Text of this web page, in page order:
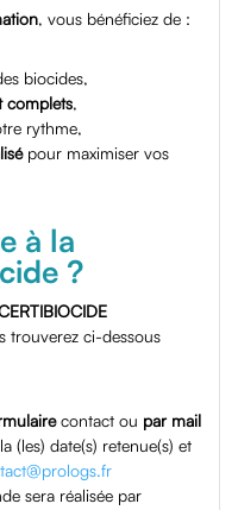
, vous bénéficiez de :
biocides,
complets,
rythme,
pour maximiser vos
à la
?
trouverez ci-dessous
contact ou par mail
(les) date(s) retenue(s) et
sera réalisée par